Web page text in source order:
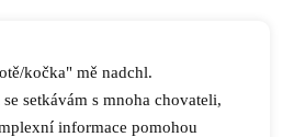
kočka" mě nadchl.
setkávám s mnoha chovateli,
informace pomohou